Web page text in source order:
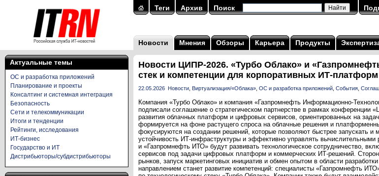
Теги Архив Поиск
Новости Мнения Обзоры Карьера Продукты
Актуальные темы
ОС и разработка приложений
Планирование и проекты
Консалтинг и системная интеграция
Безопасность
Сети и телекоммуникации
Итоги и тенденции
Рейтинги, исследования
ИТ-бизнес
Государство и ИТ
Дистрибьюторы/субдистрибьюторы
Новости ЦИПР-2026. «Турбо Облако» и
стек и компетенции для корпоративных ИТ-платформ
22.05.2026 Новости Виртуализация/«Облака» ОС и разработка приложений События
Компания «Турбо Облако» и компания «Газпромнефть Информационно-
подписали соглашение о стратегическом партнерстве в рамках
развития облачных платформ и цифровых сервисов, ориентированных на
формируется на фоне растущего спроса на облачные решения и
фокусируются на создании решений, которые позволяют быстрее запускать
устойчивость ИТ-инфраструктуры и эффективно управлять
и «Газпромнефть ИТО» будут развивать технологическое сотрудничество,
сервисов под задачи цифровых платформ и коммерческих ИТ-решений.
рынков, запуск маркетинговых инициатив и обмен опытом в области
направлением станет развитие компетенций: специалисты «Газпромнефть